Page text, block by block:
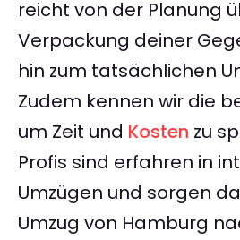
reicht von der Planung
Verpackung deiner
hin zum tatsächlichen
Zudem kennen wir die
um Zeit und Kosten zu
Profis sind erfahren in
Umzügen und sorgen
Umzug von Hamburg